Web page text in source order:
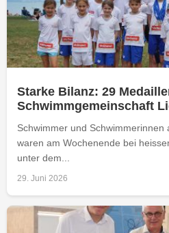
Starke Bilanz: 29
Schwimmgemeinschaft
Schwimmer und Schwimmerinnen
waren am Wochenende bei
unter dem...
29. Juni 2026